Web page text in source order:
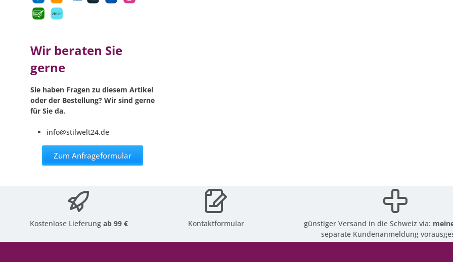
Wir beraten Sie
gerne
Sie haben Fragen zu diesem Artikel
oder der Bestellung? Wir sind gerne
für Sie da.
info@stilwelt24.de
Zum Anfrageformular
Kostenlose Lieferungab 99 € Kontaktformular günstiger Versand in die Schweiz via:
separate Kundenanmeldung